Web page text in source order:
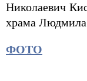
Николаевич
храма
ФОТО